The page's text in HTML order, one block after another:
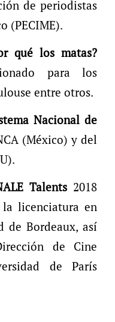
de periodistas
(PECIME).
qué los matas?
para los
entre otros.
Nacional de
(México) y del
Talents 2018
licenciatura en
de Bordeaux, así
de Cine
de París